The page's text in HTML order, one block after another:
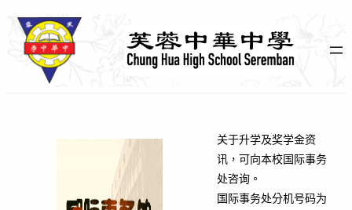
关于升学及奖学金资
讯，可向本校国际事务
处咨询。
国际事务处分机号码为